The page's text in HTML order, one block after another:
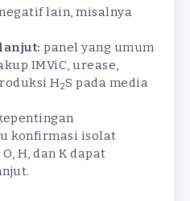
lain, misalnya
panel yang umum
IMViC, urease,
H2S pada media
konfirmasi isolat
H, dan K dapat